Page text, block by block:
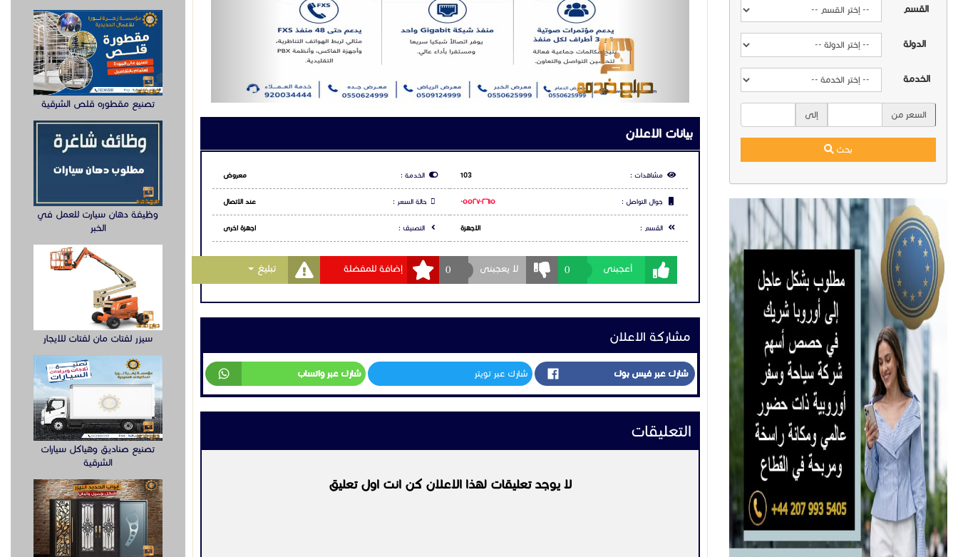
القسم
الدولة
الخدمة
السعر من إلى
بحث
بيانات الاعلان
مشاهدات : 103 الخدمة : معروض
جوال التواصل : ٠٥٥٢٧٠٢٦١٥ حالة السعر : عند الاتصال
القسم : الاجهزة التصنيف : اجهزة اخرى
أعجبنى 0 لا يعجبنى 0 إضافة للمفضلة تبليغ Toggle Dropdown
مشاركة الاعلان
شارك عبر فيس بوك شارك عبر تويتر شارك عبر واتساب
التعليقات
لا يوجد تعليقات لهذا الاعلان كن انت اول تعليق
تصنيع مقطوره قلص الشرقية
وظيفة دهان سيارت للعمل في
الخبر
سيزر لفتات مان لفتات للايجار
تصنيع صناديق وهياكل سيارات
الشرقية